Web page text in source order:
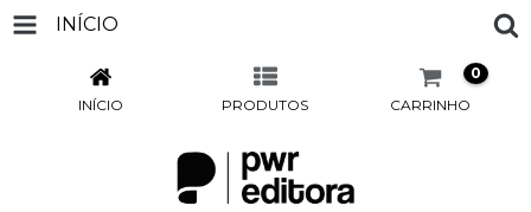
INÍCIO
INÍCIO PRODUTOS CARRINHO
0